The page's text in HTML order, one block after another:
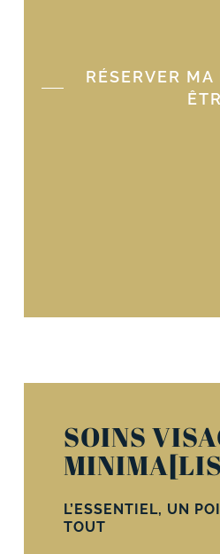
RÉSERVER
SOINS
L’ESSENTIEL, UN
TOUT